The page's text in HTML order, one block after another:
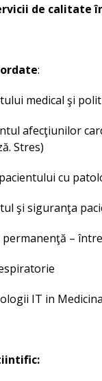
de calitate
:
medical şi
afecţiunilor
Stres)
cu
şi siguranţa
permanenţă –
IT in